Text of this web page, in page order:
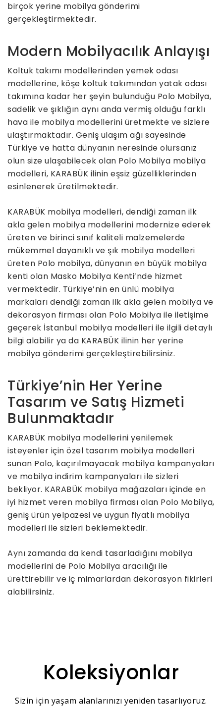
birçok yerine mobilya gönderimi
gerçekleştirmektedir.
Modern Mobilyacılık Anlayışı
Koltuk takımı modellerinden yemek odası
modellerine, köşe koltuk takımından yatak odası
takımına kadar her şeyin bulunduğu Polo Mobilya,
sadelik ve şıklığın aynı anda vermiş olduğu farklı
hava ile mobilya modellerini üretmekte ve sizlere
ulaştırmaktadır. Geniş ulaşım ağı sayesinde
Türkiye ve hatta dünyanın neresinde olursanız
olun size ulaşabilecek olan Polo Mobilya mobilya
modelleri, KARABÜK ilinin eşsiz güzelliklerinden
esinlenerek üretilmektedir.
KARABÜK mobilya modelleri, dendiği zaman ilk
akla gelen mobilya modellerini modernize ederek
üreten ve birinci sınıf kaliteli malzemelerde
mükemmel dayanıklı ve şık mobilya modelleri
üreten Polo mobilya, dünyanın en büyük mobilya
kenti olan Masko Mobilya Kenti’nde hizmet
vermektedir. Türkiye’nin en ünlü mobilya
markaları dendiği zaman ilk akla gelen mobilya ve
dekorasyon firması olan Polo Mobilya ile iletişime
geçerek İstanbul mobilya modelleri ile ilgili detaylı
bilgi alabilir ya da KARABÜK ilinin her yerine
mobilya gönderimi gerçekleştirebilirsiniz.
Türkiye’nin Her Yerine
Tasarım ve Satış Hizmeti
Bulunmaktadır
KARABÜK mobilya modellerini yenilemek
isteyenler için özel tasarım mobilya modelleri
sunan Polo, kaçırılmayacak mobilya kampanyaları
ve mobilya indirim kampanyaları ile sizleri
bekliyor. KARABÜK mobilya mağazaları içinde en
iyi hizmet veren mobilya firması olan Polo Mobilya,
geniş ürün yelpazesi ve uygun fiyatlı mobilya
modelleri ile sizleri beklemektedir.
Aynı zamanda da kendi tasarladığını mobilya
modellerini de Polo Mobilya aracılığı ile
ürettirebilir ve iç mimarlardan dekorasyon fikirleri
alabilirsiniz.
Koleksiyonlar
Sizin için yaşam alanlarınızı yeniden tasarlıyoruz.